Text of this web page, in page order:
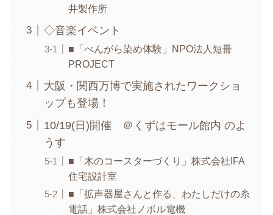
井製作所
◇音楽イベント
■「べんがら染め体験」NPO法人短冊
PROJECT
大阪・関西万博で実施されたワークショ
ップも登場！
10/19(日)開催 ＠くずはモール館内 のよ
うす
■「木のコースターづくり」株式会社IFA
住宅設計室
■「拡声器屋さんと作る、わたしだけの糸
電話」株式会社ノボル電機